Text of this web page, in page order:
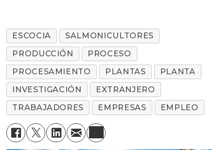
ESCOCIA
SALMONICULTORES
PRODUCCIÓN
PROCESO
PROCESAMIENTO
PLANTAS
PLANTA
INVESTIGACIÓN
EXTRANJERO
TRABAJADORES
EMPRESAS EMPLEO